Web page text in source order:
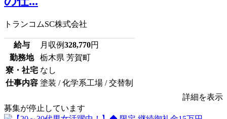
トランコムSC株式会社
給与 月収例328,770円
勤務地
栃木県 芳賀町
寮・社宅 なし
仕事内容 塗装 / 化学系工場 / 交替制
詳細を表示
募集が停止しています